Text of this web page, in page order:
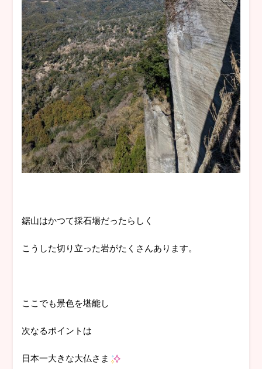
鋸山はかつて採石場だったらしく
こうした切り立った岩がたくさんあります。
ここでも景色を堪能し
次なるポイントは
日本一大きな大仏さま